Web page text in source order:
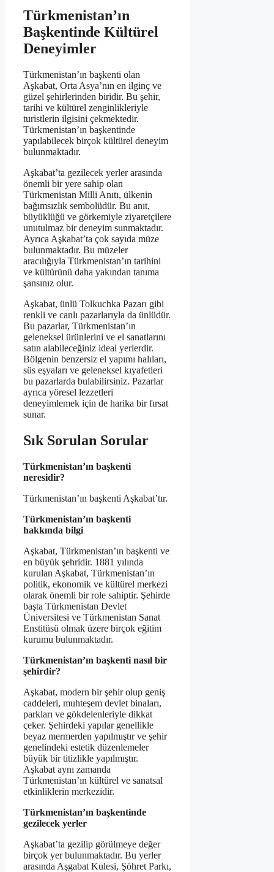
Türkmenistan’ın
Başkentinde Kültürel
Deneyimler
Türkmenistan’ın başkenti olan
Aşkabat, Orta Asya’nın en ilginç ve
güzel şehirlerinden biridir. Bu şehir,
tarihi ve kültürel zenginlikleriyle
turistlerin ilgisini çekmektedir.
Türkmenistan’ın başkentinde
yapılabilecek birçok kültürel deneyim
bulunmaktadır.
Aşkabat’ta gezilecek yerler arasında
önemli bir yere sahip olan
Türkmenistan Milli Anıtı, ülkenin
bağımsızlık sembolüdür. Bu anıt,
büyüklüğü ve görkemiyle ziyaretçilere
unutulmaz bir deneyim sunmaktadır.
Ayrıca Aşkabat’ta çok sayıda müze
bulunmaktadır. Bu müzeler
aracılığıyla Türkmenistan’ın tarihini
ve kültürünü daha yakından tanıma
şansınız olur.
Aşkabat, ünlü Tolkuchka Pazarı gibi
renkli ve canlı pazarlarıyla da ünlüdür.
Bu pazarlar, Türkmenistan’ın
geleneksel ürünlerini ve el sanatlarını
satın alabileceğiniz ideal yerlerdir.
Bölgenin benzersiz el yapımı halıları,
süs eşyaları ve geleneksel kıyafetleri
bu pazarlarda bulabilirsiniz. Pazarlar
ayrıca yöresel lezzetleri
deneyimlemek için de harika bir fırsat
sunar.
Sık Sorulan Sorular
Türkmenistan’ın başkenti
neresidir?
Türkmenistan’ın başkenti Aşkabat’tır.
Türkmenistan’ın başkenti
hakkında bilgi
Aşkabat, Türkmenistan’ın başkenti ve
en büyük şehridir. 1881 yılında
kurulan Aşkabat, Türkmenistan’ın
politik, ekonomik ve kültürel merkezi
olarak önemli bir role sahiptir. Şehirde
başta Türkmenistan Devlet
Üniversitesi ve Türkmenistan Sanat
Enstitüsü olmak üzere birçok eğitim
kurumu bulunmaktadır.
Türkmenistan’ın başkenti nasıl bir
şehirdir?
Aşkabat, modern bir şehir olup geniş
caddeleri, muhteşem devlet binaları,
parkları ve gökdelenleriyle dikkat
çeker. Şehirdeki yapılar genellikle
beyaz mermerden yapılmıştır ve şehir
genelindeki estetik düzenlemeler
büyük bir titizlikle yapılmıştır.
Aşkabat aynı zamanda
Türkmenistan’ın kültürel ve sanatsal
etkinliklerin merkezidir.
Türkmenistan’ın başkentinde
gezilecek yerler
Aşkabat’ta gezilip görülmeye değer
birçok yer bulunmaktadır. Bu yerler
arasında Aşgabat Kulesi, Şöhret Parkı,